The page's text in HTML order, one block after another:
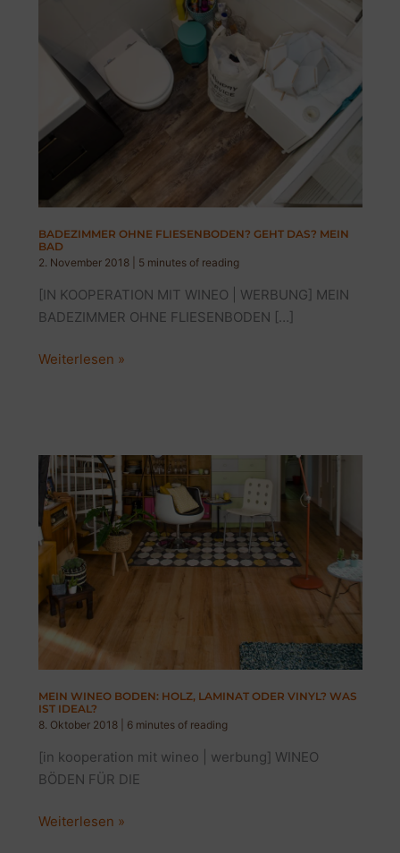
BADEZIMMER OHNE FLIESENBODEN? GEHT DAS? MEIN
BAD
2. November 2018
5 minutes of reading
[IN KOOPERATION MIT WINEO | WERBUNG] MEIN
BADEZIMMER OHNE FLIESENBODEN […]
BADEZIMMER
MEIN
BAD
Weiterlesen »
MEIN WINEO BODEN: HOLZ, LAMINAT ODER VINYL? WAS
IST IDEAL?
8. Oktober 2018
6 minutes of reading
[in kooperation mit wineo | werbung] WINEO
BÖDEN FÜR DIE
MEIN
Weiterlesen »